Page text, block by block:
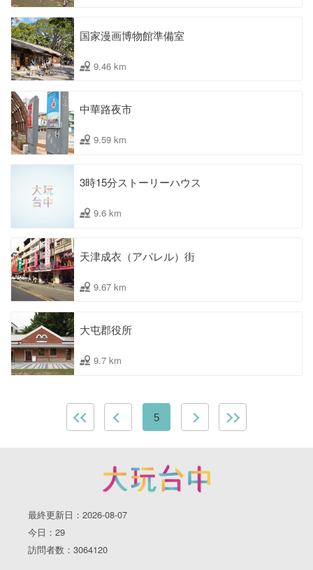
国家漫画博物館準備室
9.46 km
中華路夜市
9.59 km
3時15分ストーリーハウス
9.6 km
天津成衣（アパレル）街
9.67 km
大屯郡役所
9.7 km
5
最終更新日：2026-08-07
今日：29
訪問者数：3064120